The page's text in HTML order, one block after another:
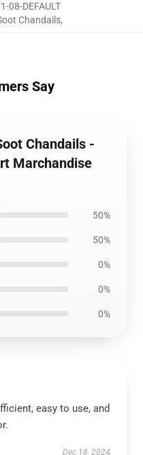
08-DEFAULT
Chandails,
Say
Chandails -
Marchandise
50%
50%
0%
0%
0%
easy to use, and
Dec 18, 2024